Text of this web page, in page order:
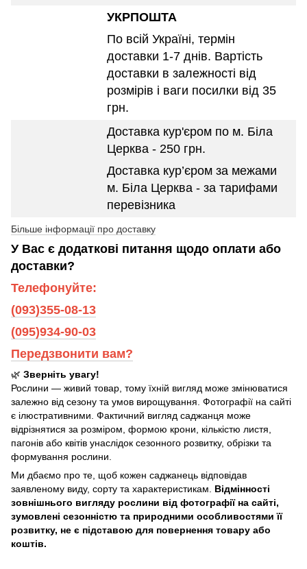
УКРПОШТА
По всій Україні, термін
доставки 1-7 днів. Вартість
доставки в залежності від
розмірів і ваги посилки від 35
грн.
Доставка кур'єром по м. Біла
Церква - 250 грн.
Доставка кур’єром за межами
м. Біла Церква - за тарифами
перевізника
Більше інформації про доставку
У Вас є додаткові питання щодо оплати або
доставки?
Телефонуйте:
(093)355-08-13
(095)934-90-03
Передзвонити вам?
🌿 Зверніть увагу!
Рослини — живий товар, тому їхній вигляд може змінюватися
залежно від сезону та умов вирощування. Фотографії на сайті
є ілюстративними. Фактичний вигляд саджанця може
відрізнятися за розміром, формою крони, кількістю листя,
пагонів або квітів унаслідок сезонного розвитку, обрізки та
формування рослини.
Ми дбаємо про те, щоб кожен саджанець відповідав
заявленому виду, сорту та характеристикам. Відмінності
зовнішнього вигляду рослини від фотографії на сайті,
зумовлені сезонністю та природними особливостями її
розвитку, не є підставою для повернення товару або
коштів.